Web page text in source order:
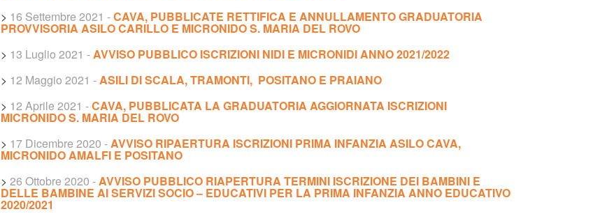
> 16 Settembre 2021 -CAVA, PUBBLICATE RETTIFICA E ANNULLAMENTO GRADUATORIA
PROVVISORIA ASILO CARILLO E MICRONIDO S. MARIA DEL ROVO
> 13 Luglio 2021 -AVVISO PUBBLICO ISCRIZIONI NIDI E MICRONIDI ANNO 2021/2022
> 12 Maggio 2021 -ASILI DI SCALA, TRAMONTI, POSITANO E PRAIANO
> 12 Aprile 2021 -CAVA, PUBBLICATA LA GRADUATORIA AGGIORNATA ISCRIZIONI
MICRONIDO S. MARIA DEL ROVO
> 17 Dicembre 2020 -AVVISO RIPAERTURA ISCRIZIONI PRIMA INFANZIA ASILO CAVA,
MICRONIDO AMALFI E POSITANO
> 26 Ottobre 2020 -AVVISO PUBBLICO RIAPERTURA TERMINI ISCRIZIONE DEI BAMBINI E
DELLE BAMBINE AI SERVIZI SOCIO – EDUCATIVI PER LA PRIMA INFANZIA ANNO EDUCATIVO
2020/2021